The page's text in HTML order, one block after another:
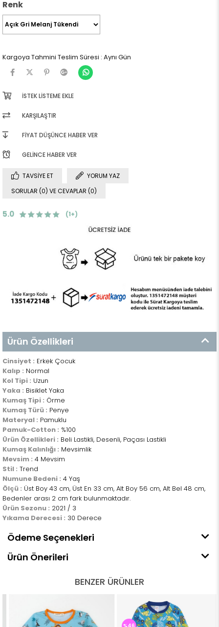
Renk
Kargoya Tahmini Teslim Süresi : Aynı Gün
İSTEK LISTEME EKLE
KARŞILAŞTIR
FIYAT DÜŞÜNCE HABER VER
GELINCE HABER VER
TAVSIYE ET
YORUM YAZ
SORULAR (0) VE CEVAPLAR (0)
5.0 (1+)
Ürün Özellikleri
Cinsiyet : Erkek Çocuk
Kalıp : Normal
Kol Tipi : Uzun
Yaka : Bisiklet Yaka
Kumaş Tipi : Örme
Kumaş Türü : Penye
Materyal : Pamuklu
Pamuk-Cotton : %100
Ürün Özellikleri : Beli Lastikli, Desenli, Paçası Lastikli
Kumaş Kalınlığı : Mevsimlik
Mevsim : 4 Mevsim
Stil : Trend
Numune Bedeni : 4 Yaş
Ölçü : Üst Boy 43 cm, Üst En 33 cm, Alt Boy 56 cm, Alt Bel 48 cm,
Bedenler arası 2 cm fark bulunmaktadır.
Ürün Sezonu : 2021 / 3
Yıkama Derecesi : 30 Derece
Ödeme Seçenekleri
Ürün Önerileri
BENZER ÜRÜNLER